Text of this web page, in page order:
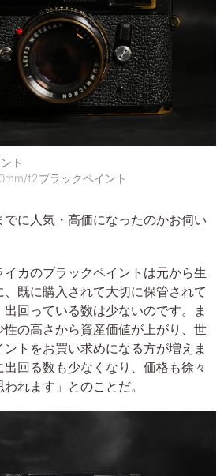
ト
f2ブラックペイント
に人気・高価になったのかお伺い
イカのブラックペイントは元から生
既に購入されて大切に保管されて
回っている数は少ないのです。ま
の高さから資産価値が上がり、世
トをお買い求めになる方が増えま
回る数も少なくなり、価格も徐々
れます」とのことだ。